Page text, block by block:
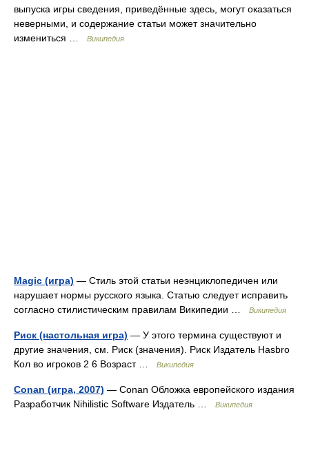
выпуска игры сведения, приведённые здесь, могут оказаться
неверными, и содержание статьи может значительно
измениться …
Википедия
Magic (игра) — Стиль этой статьи неэнциклопедичен или
нарушает нормы русского языка. Статью следует исправить
согласно стилистическим правилам Википедии …
Википедия
Риск (настольная игра) — У этого термина существуют и
другие значения, см. Риск (значения). Риск Издатель Hasbro
Кол во игроков 2 6 Возраст …
Википедия
Conan (игра, 2007) — Conan Обложка европейского издания
Разработчик Nihilistic Software Издатель …
Википедия